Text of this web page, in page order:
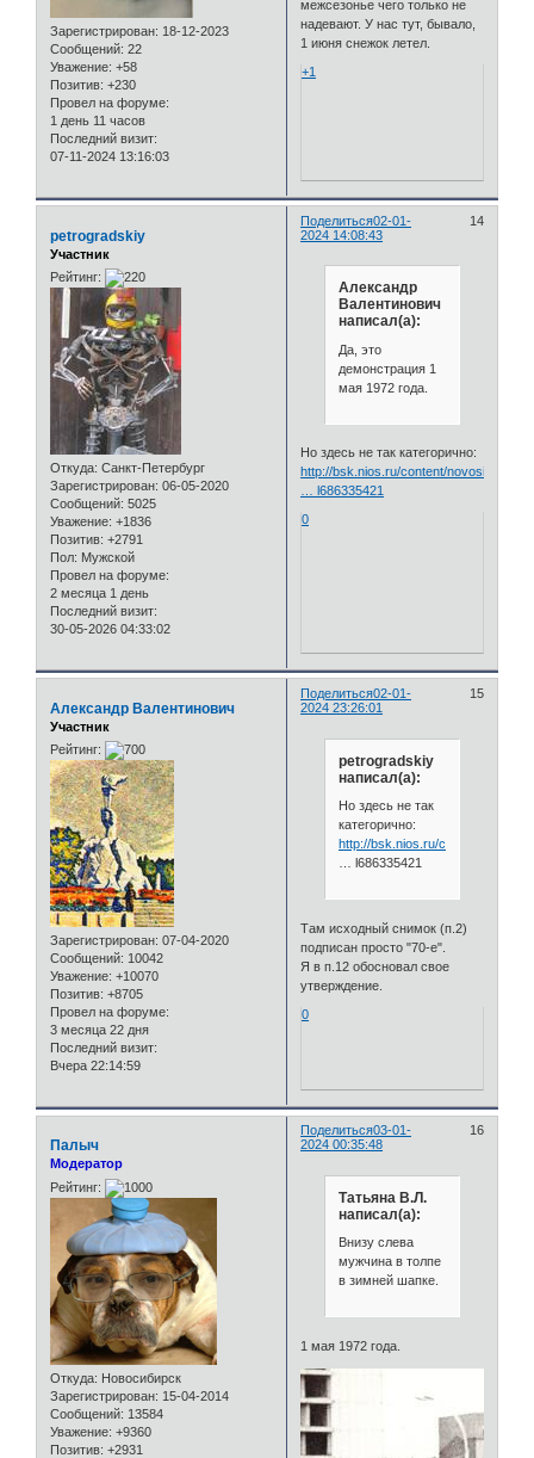
Зарегистрирован: 18-12-2023
Сообщений: 22
Уважение: +58
Позитив: +230
Провел на форуме:
1 день 11 часов
Последний визит:
07-11-2024 13:16:03
межсезонье чего только не
надевают. У нас тут, бывало,
1 июня снежок летел.
+1
Поделиться 14
02-01-
2024 14:08:43
petrogradskiy
Участник
Рейтинг:
Откуда: Санкт-Петербург
Зарегистрирован: 06-05-2020
Сообщений: 5025
Уважение: +1836
Позитив: +2791
Пол: Мужской
Провел на форуме:
2 месяца 1 день
Последний визит:
30-05-2026 04:33:02
Александр
Валентинович
написал(а):
Да, это
демонстрация 1
мая 1972 года.
Но здесь не так категорично:
http://bsk.nios.ru/content/novosibirski
… l686335421
0
Поделиться 15
02-01-
2024 23:26:01
Александр Валентинович
Участник
Рейтинг:
Зарегистрирован: 07-04-2020
Сообщений: 10042
Уважение: +10070
Позитив: +8705
Провел на форуме:
3 месяца 22 дня
Последний визит:
Вчера 22:14:59
petrogradskiy
написал(а):
Но здесь не так
категорично:
http://bsk.nios.ru/content/
… l686335421
Там исходный снимок (п.2)
подписан просто "70-е".
Я в п.12 обосновал свое
утверждение.
0
Поделиться 16
03-01-
2024 00:35:48
Палыч
Модератор
Рейтинг:
Откуда: Новосибирск
Зарегистрирован: 15-04-2014
Сообщений: 13584
Уважение: +9360
Позитив: +2931
Татьяна В.Л.
написал(а):
Внизу слева
мужчина в толпе
в зимней шапке.
1 мая 1972 года.